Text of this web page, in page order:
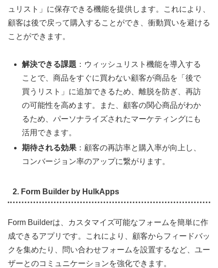
ュリスト」に保存できる機能を提供します。これにより、
顧客は後で戻って購入することができ、衝動買いを避ける
ことができます。
解決できる課題 ：ウィッシュリスト機能を導入する
ことで、商品をすぐに買わない顧客が商品を「後で
買うリスト」に追加できるため、離脱を防ぎ、再訪
の可能性を高めます。また、顧客の関心商品がわか
るため、パーソナライズされたマーケティングにも
活用できます。
期待される効果 ：顧客の再訪率と購入率が向上し、
コンバージョン率のアップに繋がります。
2. Form Builder by HulkApps
Form Builderは、カスタマイズ可能なフォームを簡単に作
成できるアプリです。これにより、顧客からフィードバッ
クを集めたり、問い合わせフォームを設置するなど、ユー
ザーとのコミュニケーションを強化できます。